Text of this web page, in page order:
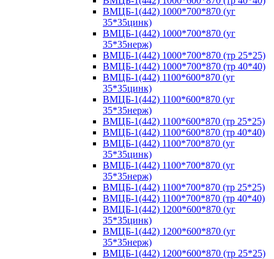
ВМЦБ-1(442) 1000*700*870 (уг
35*35цинк)
ВМЦБ-1(442) 1000*700*870 (уг
35*35нерж)
ВМЦБ-1(442) 1000*700*870 (тр 25*25)
ВМЦБ-1(442) 1000*700*870 (тр 40*40)
ВМЦБ-1(442) 1100*600*870 (уг
35*35цинк)
ВМЦБ-1(442) 1100*600*870 (уг
35*35нерж)
ВМЦБ-1(442) 1100*600*870 (тр 25*25)
ВМЦБ-1(442) 1100*600*870 (тр 40*40)
ВМЦБ-1(442) 1100*700*870 (уг
35*35цинк)
ВМЦБ-1(442) 1100*700*870 (уг
35*35нерж)
ВМЦБ-1(442) 1100*700*870 (тр 25*25)
ВМЦБ-1(442) 1100*700*870 (тр 40*40)
ВМЦБ-1(442) 1200*600*870 (уг
35*35цинк)
ВМЦБ-1(442) 1200*600*870 (уг
35*35нерж)
ВМЦБ-1(442) 1200*600*870 (тр 25*25)